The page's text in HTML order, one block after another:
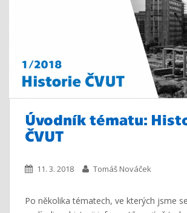
Úvodník tématu:
ČVUT
11. 3. 2018 Tomáš Nováček
Po několika tématech, ve kterých jsme